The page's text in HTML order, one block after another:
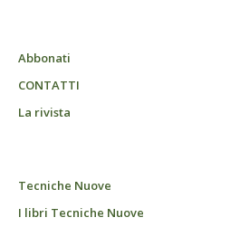
Abbonati
CONTATTI
La rivista
Tecniche Nuove
I libri Tecniche Nuove